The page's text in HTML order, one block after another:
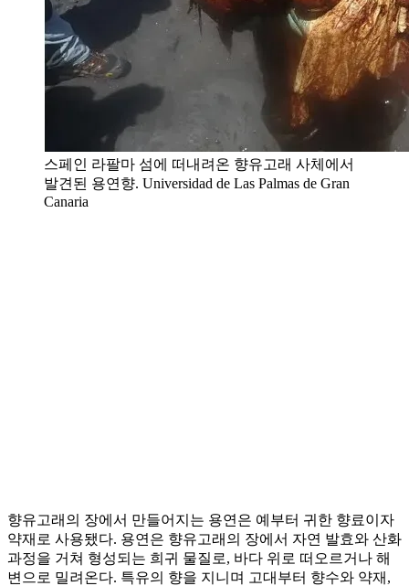
스페인 라팔마 섬에 떠내려온 향유고래 사체에서
발견된 용연향. Universidad de Las Palmas de Gran
Canaria
향유고래의 장에서 만들어지는 용연은 예부터 귀한 향료이자
약재로 사용됐다. 용연은 향유고래의 장에서 자연 발효와 산화
과정을 거쳐 형성되는 희귀 물질로, 바다 위로 떠오르거나 해
변으로 밀려온다. 특유의 향을 지니며 고대부터 향수와 약재,